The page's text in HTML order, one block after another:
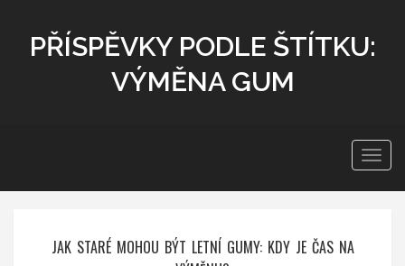
PŘÍSPĚVKY PODLE ŠTÍTKU:
VÝMĚNA GUM
JAK STARÉ MOHOU BÝT LETNÍ GUMY: KDY JE ČAS NA